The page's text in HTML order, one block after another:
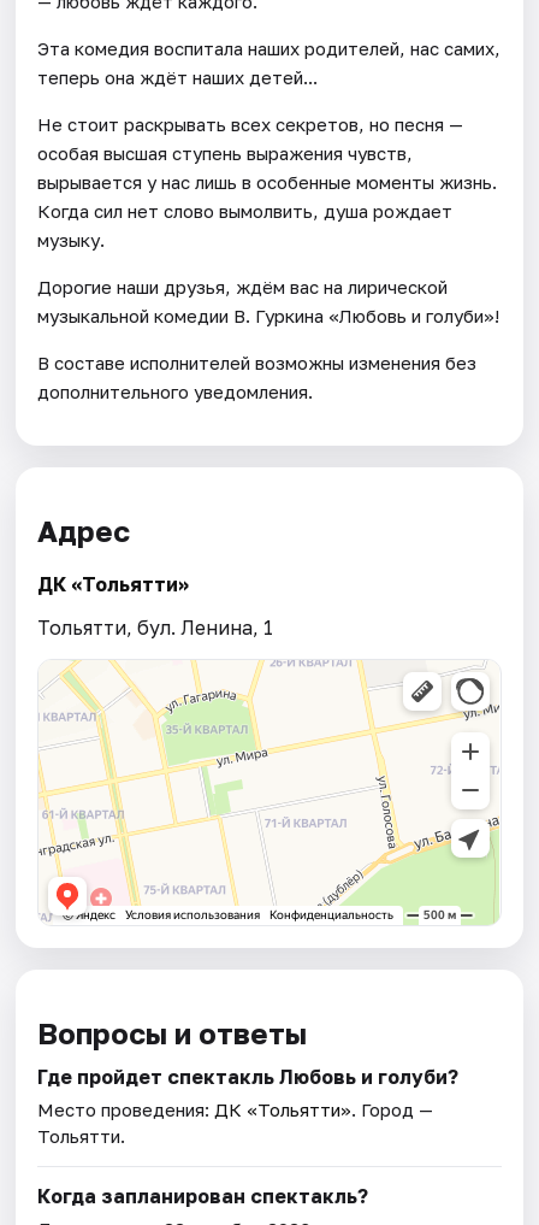
Эта комедия воспитала наших родителей, нас самих,
теперь она ждёт наших детей...
Не стоит раскрывать всех секретов, но песня —
особая высшая ступень выражения чувств,
вырывается у нас лишь в особенные моменты жизнь.
Когда сил нет слово вымолвить, душа рождает
музыку.
Дорогие наши друзья, ждём вас на лирической
музыкальной комедии В. Гуркина «Любовь и голуби»!
В составе исполнителей возможны изменения без
дополнительного уведомления.
Адрес
ДК «Тольятти»
Тольятти, бул. Ленина, 1
Вопросы и ответы
Где пройдет спектакль Любовь и голуби?
Место проведения: ДК «Тольятти». Город —
Тольятти.
Когда запланирован спектакль?